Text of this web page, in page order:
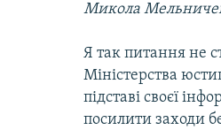
Микола
Я так питання не
Міністерства
підставі своєї
посилити заходи